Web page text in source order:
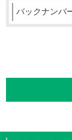
バックナンバ